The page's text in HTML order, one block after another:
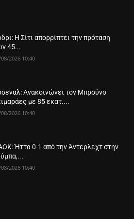
Η Σίτι απορρίπτει την πρόταση
45...
2026 10:40
Ανακοινώνει τον Μπρούνο
με 85 εκατ....
2026 10:40
Ήττα 0-1 από την Άντερλεχτ στην
2026 10:40